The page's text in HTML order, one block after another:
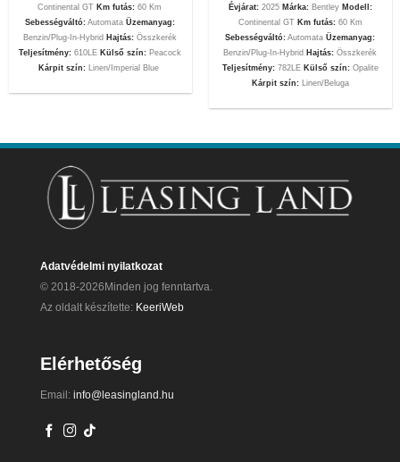
Continental GT Km futás:60 Km
Sebességváltó:Automata Üzemanyag:
Benzin/Plug-In-Hybrid Hajtás:Összkerék
Teljesítmény:610LE Külső szín: Peacock
Kárpit szín:Linen/Imperial Blue
Évjárat:2025 Márka:Bentley Modell:
Continental GT Km futás: 60 Km
Sebességváltó: AutomataÜzemanyag:
Benzin/Plug-In-Hybrid Hajtás: Összkerék
Teljesítmény:782LE Külső szín: Opalite
Kárpit szín:Linen/Beluga
Adatvédelmi nyilatkozat
© 2018-2026Minden jog fenntartva.
Az oldalt készítette: KeeriWeb
Elérhetőség
Email: info@leasingland.hu